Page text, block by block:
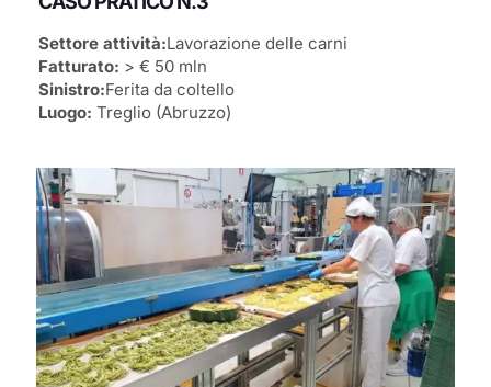
Settore attività:Lavorazione delle carni
Fatturato: > € 50 mln
Sinistro:Ferita da coltello
Luogo: Treglio (Abruzzo)